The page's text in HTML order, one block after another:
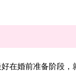
婚前准备阶段，